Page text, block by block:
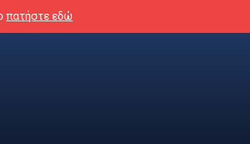
πατήστε εδώ